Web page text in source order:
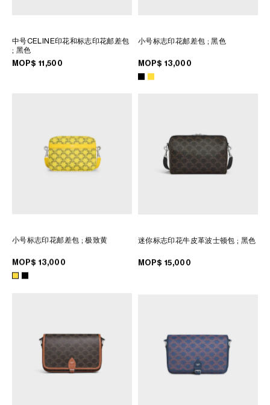
中号CELINE印花和标志印花邮差包
; 黑色
MOP$ 11,500
小号标志印花邮差包 ; 黑色
MOP$ 13,000
小号标志印花邮差包 ; 极致黄
MOP$ 13,000
迷你标志印花牛皮革波士顿包; 黑色
MOP$ 15,000